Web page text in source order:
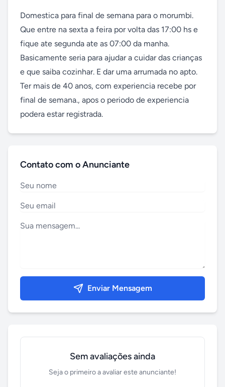
Domestica para final de semana para o morumbi.
Que entre na sexta a feira por volta das 17:00 hs e
fique ate segunda ate as 07:00 da manha.
Basicamente seria para ajudar a cuidar das crianças
e que saiba cozinhar. E dar uma arrumada no apto.
Ter mais de 40 anos, com experiencia recebe por
final de semana., apos o periodo de experiencia
podera estar registrada.
Contato com o Anunciante
Enviar Mensagem
Sem avaliações ainda
Seja o primeiro a avaliar este anunciante!